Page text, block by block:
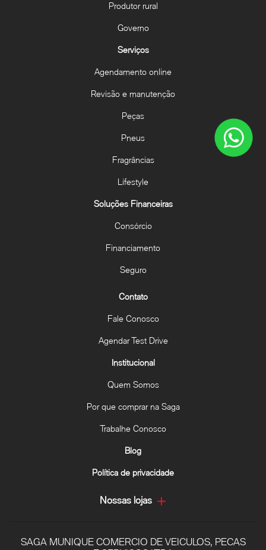
Produtor rural
Governo
Serviços
Agendamento online
Revisão e manutenção
Peças
Pneus
Fragrâncias
Lifestyle
Soluções Financeiras
Consórcio
Financiamento
Seguro
Contato
Fale Conosco
Agendar Test Drive
Institucional
Quem Somos
Por que comprar na Saga
Trabalhe Conosco
Blog
Política de privacidade
Nossas lojas
SAGA MUNIQUE COMERCIO DE VEICULOS, PECAS